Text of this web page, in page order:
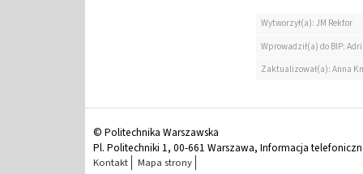
Wytworzył(a): JM Rektor
Wprowadził(a) do BIP:
Zaktualizował(a): Anna
© Politechnika Warszawska
Pl. Politechniki 1, 00-661 Warszawa, Informacja
Kontakt Mapa strony